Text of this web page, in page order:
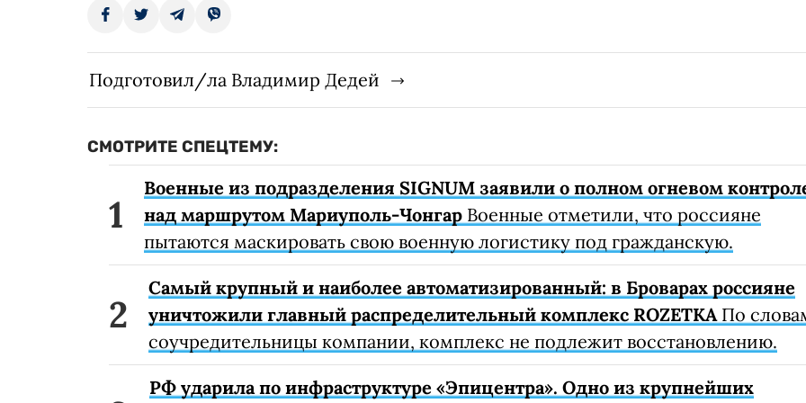
Подготовил/ла Владимир Дедей
СМОТРИТЕ СПЕЦТЕМУ:
Военные из подразделения SIGNUM заявили о полном огневом
над маршрутом Мариуполь-Чонгар Военные отметили, что россияне
пытаются маскировать свою военную логистику под гражданскую.
Самый крупный и наиболее автоматизированный: в Броварах россияне
уничтожили главный распределительный комплекс ROZETKAПо
соучредительницы компании, комплекс не подлежит восстановлению.
РФ ударила по инфраструктуре «Эпицентра». Одно из крупнейших